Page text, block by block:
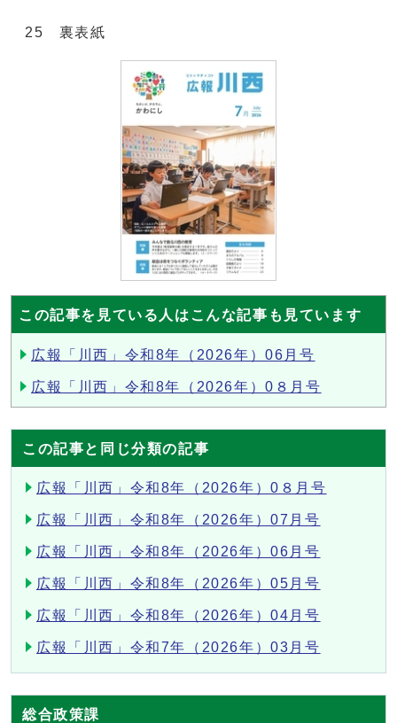
25 裏表紙
この記事を見ている人はこんな記事も見ています
広報「川西」令和8年（2026年）06月号
広報「川西」令和8年（2026年）0８月号
この記事と同じ分類の記事
広報「川西」令和8年（2026年）0８月号
広報「川西」令和8年（2026年）07月号
広報「川西」令和8年（2026年）06月号
広報「川西」令和8年（2026年）05月号
広報「川西」令和8年（2026年）04月号
広報「川西」令和7年（2026年）03月号
総合政策課